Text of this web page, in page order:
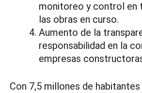
monitoreo y control en
las obras en curso.
Aumento de la
responsabilidad en la
empresas
Con 7,5 millones de habitantes